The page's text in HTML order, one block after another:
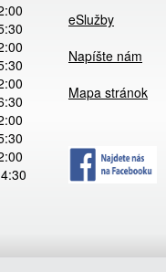
eSlužby
Napíšte nám
Mapa stránok